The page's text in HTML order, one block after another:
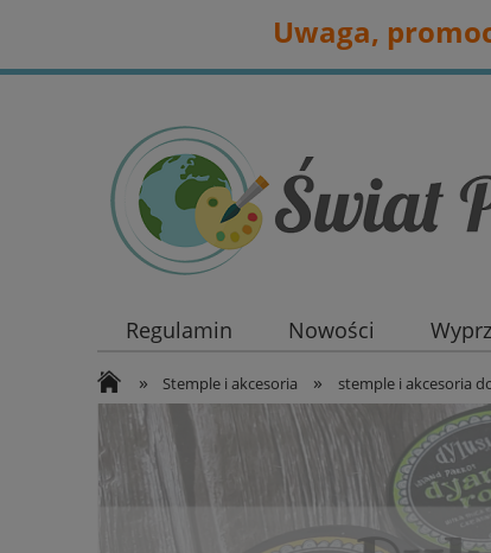
Uwaga,
Regulamin Nowości
» Stemple i akcesoria » stemple i akcesoria